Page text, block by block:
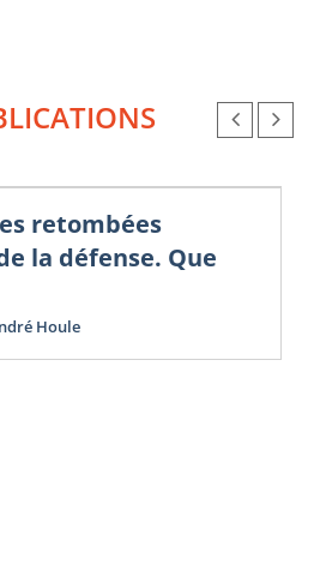
retombées
la défense. Que
Houle